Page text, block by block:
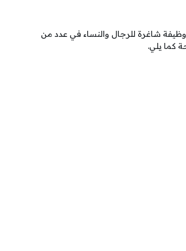
توفر (16) وظيفة شاغرة للرجال والنساء في عدد من
كما يلي.